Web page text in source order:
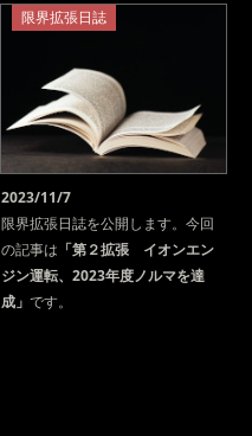
限界拡張日誌
2023/11/7
限界拡張日誌を公開します。今回
の記事は 「第２拡張 イオンエン
ジン運転、2023年度ノルマを達
成」です。